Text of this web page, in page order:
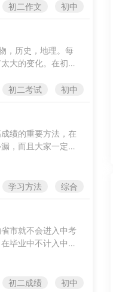
初二作文 初中
，历史，地理。每
大的变化。在初二
初二考试 初中
绩的重要方法，在
，而且大家一定要
学习方法 综合
市就不会进入中考
毕业中不计入中招
初二成绩 初中